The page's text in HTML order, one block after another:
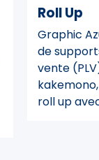
Roll Up
Graphic
de
vente
roll up